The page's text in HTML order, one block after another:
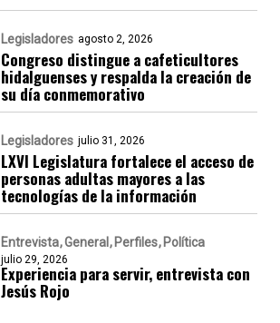
Legisladores agosto 2, 2026
Congreso distingue a cafeticultores
hidalguenses y respalda la creación de
su día conmemorativo
Legisladores julio 31, 2026
LXVI Legislatura fortalece el acceso de
personas adultas mayores a las
tecnologías de la información
Entrevista General Perfiles Política
julio 29, 2026
Experiencia para servir, entrevista con
Jesús Rojo